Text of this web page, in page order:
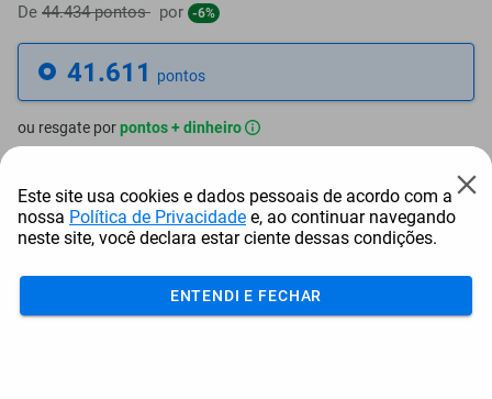
De 44.434 pontos por -6%
41.611 pontos
ou resgate porpontos + dinheiro
35.370 pontos + R$ 287,09
Este site usa cookies e dados pessoais de acordo com a
nossa Política de Privacidade e, ao continuar navegando
neste site, você declara estar ciente dessas condições.
ENTENDI E FECHAR